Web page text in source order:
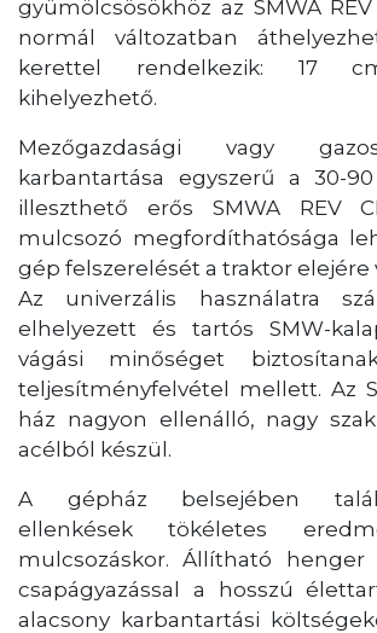
gyümölcsösökhöz az SMWA
normál változatban
kerettel rendelkezik: 17
kihelyezhető.
Mezőgazdasági vagy
karbantartása egyszerű a 30-
illeszthető erős SMWA REV
mulcsozó megfordíthatósága
gép felszerelését a traktor elejére
Az univerzális használatra
elhelyezett és tartós SMW-
vágási minőséget
teljesítményfelvétel mellett. Az
ház nagyon ellenálló, nagy
acélból készül.
A gépház belsejében
ellenkések tökéletes
mulcsozáskor. Állítható
csapágyazással a hosszú
alacsony karbantartási